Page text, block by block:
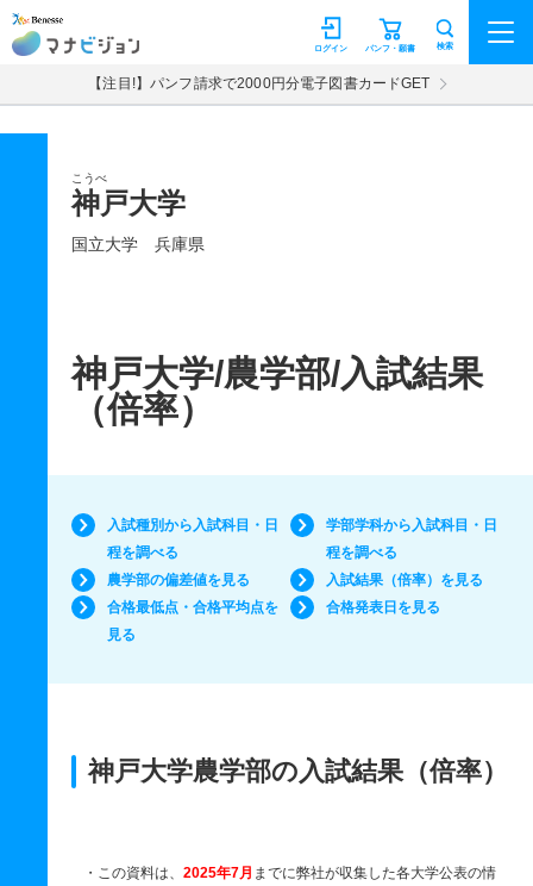
マナビジョン パンフ・願書
ログイン 検索
【注目!】パンフ請求で2000円分電子図書カードGET
こうべ
神戸大学
国立大学 兵庫県
神戸大学/農学部/入試結果
（倍率）
入試種別から入試科目・日
程を調べる
学部学科から入試科目・日
程を調べる
農学部の偏差値を見る
入試結果（倍率）を見る
合格最低点・合格平均点を
見る
合格発表日を見る
神戸大学農学部の入試結果（倍率）
・この資料は、 2025年7月 までに弊社が収集した各大学公表の情